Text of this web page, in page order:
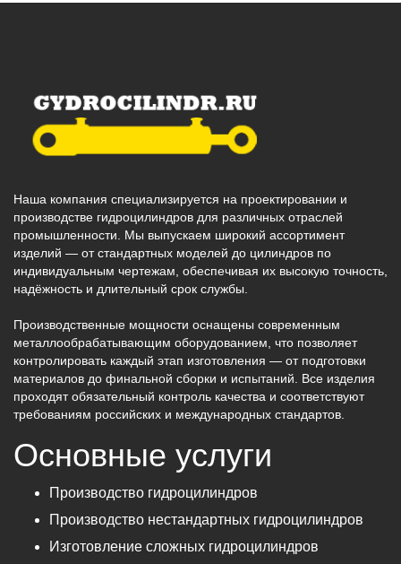
Наша компания специализируется на проектировании и
производстве гидроцилиндров для различных отраслей
промышленности. Мы выпускаем широкий ассортимент
изделий — от стандартных моделей до цилиндров по
индивидуальным чертежам, обеспечивая их высокую точность,
надёжность и длительный срок службы.
Производственные мощности оснащены современным
металлообрабатывающим оборудованием, что позволяет
контролировать каждый этап изготовления — от подготовки
материалов до финальной сборки и испытаний. Все изделия
проходят обязательный контроль качества и соответствуют
требованиям российских и международных стандартов.
Основные услуги
Производство гидроцилиндров
Производство нестандартных гидроцилиндров
Изготовление сложных гидроцилиндров